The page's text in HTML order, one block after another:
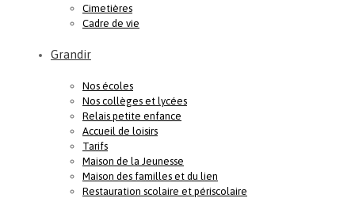
Cimetières
Cadre de vie
Grandir
Nos écoles
Nos collèges et lycées
Relais petite enfance
Accueil de loisirs
Tarifs
Maison de la Jeunesse
Maison des familles et du lien
Restauration scolaire et périscolaire